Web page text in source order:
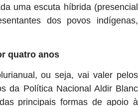
uma escuta híbrida (presencial
dos povos indígenas,
quatro anos
ou seja, vai valer pelos
da Política Nacional Aldir Blanc
principais formas de apoio à